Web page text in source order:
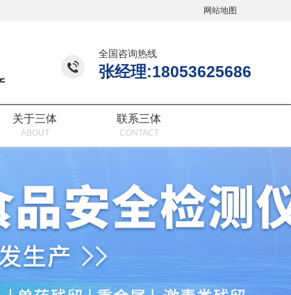
网站地图
全国咨询热线
张经理:18053625686
关于三体
ABOUT
联系三体
CONTACT